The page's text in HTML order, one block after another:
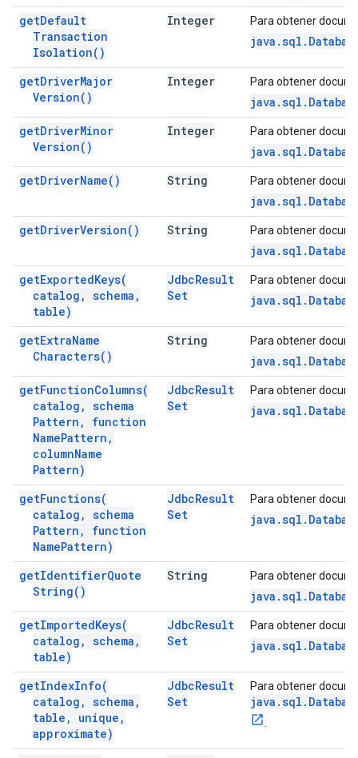
getDefault
Transaction
Isolation( )
Integer Para obtener
getDriverMajor
Version( )
Integer Para obtener
getDriverMinor
Version( )
Integer Para obtener
getDriverName( ) String Para obtener
getDriverVersion( ) String Para obtener
getExportedKeys(
catalog , schema ,
table)
JdbcResult
Set
Para obtener
getExtraName
Characters( )
String Para obtener
getFunctionColumns(
catalog , schema
Pattern ,
function
NamePattern ,
columnName
Pattern)
JdbcResult
Set
Para obtener
getFunctions(
catalog , schema
Pattern ,
function
NamePattern)
JdbcResult
Set
Para obtener
getIdentifierQuote
String( )
String Para obtener
getImportedKeys(
catalog , schema ,
table)
JdbcResult
Set
Para obtener
getIndexInfo(
catalog , schema ,
table , unique ,
approximate)
JdbcResult
Set
Para obtener